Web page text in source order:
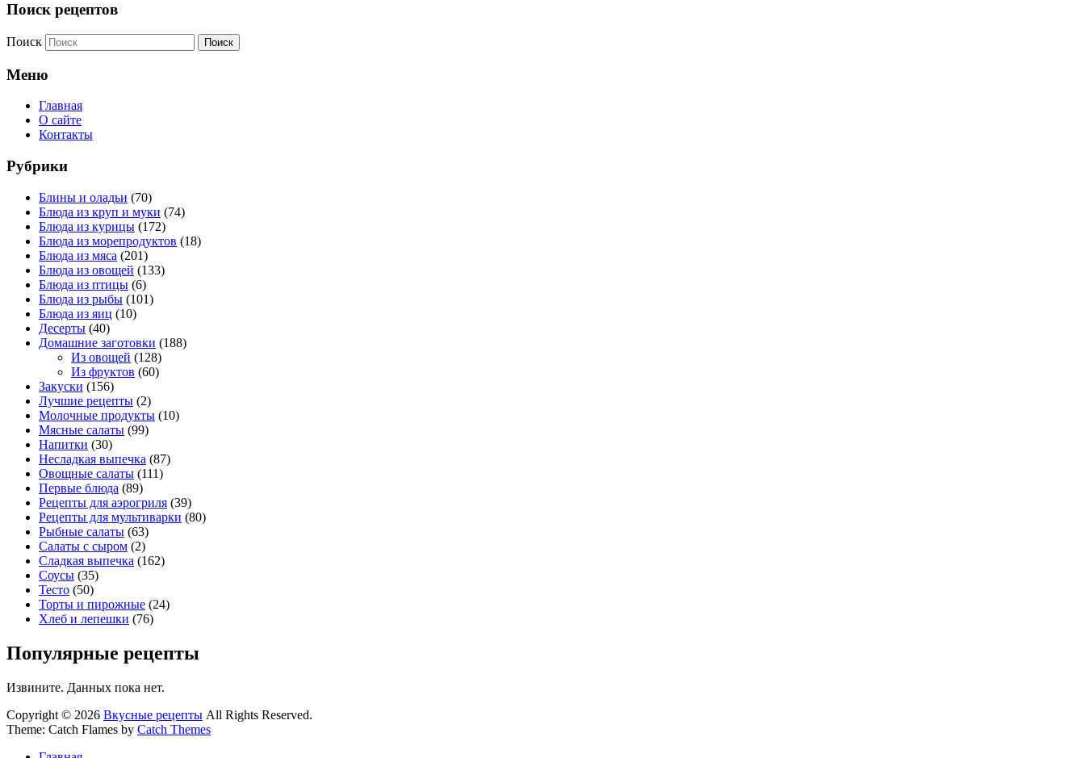
Поиск рецептов
Поиск
Меню
Главная
О сайте
Контакты
Рубрики
Блины и оладьи (70)
Блюда из круп и муки (74)
Блюда из курицы (172)
Блюда из морепродуктов (18)
Блюда из мяса (201)
Блюда из овощей (133)
Блюда из птицы (6)
Блюда из рыбы (101)
Блюда из яиц (10)
Десерты (40)
Домашние заготовки (188)
Из овощей (128)
Из фруктов (60)
Закуски (156)
Лучшие рецепты (2)
Молочные продукты (10)
Мясные салаты (99)
Напитки (30)
Несладкая выпечка (87)
Овощные салаты (111)
Первые блюда (89)
Рецепты для аэрогриля (39)
Рецепты для мультиварки (80)
Рыбные салаты (63)
Салаты с сыром (2)
Сладкая выпечка (162)
Соусы (35)
Тесто (50)
Торты и пирожные (24)
Хлеб и лепешки (76)
Популярные рецепты
Извините. Данных пока нет.
Copyright © 2026 Вкусные рецепты All Rights Reserved.
Theme: Catch Flames by Catch Themes